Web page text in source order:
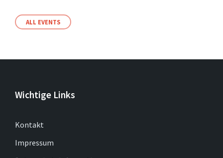
ALL EVENTS
Wichtige Links
Kontakt
Impressum